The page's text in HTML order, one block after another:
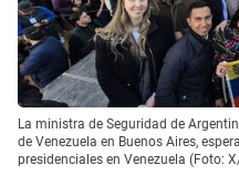
La ministra de Seguridad de
de Venezuela en Buenos Aires,
presidenciales en Venezuela (Foto: